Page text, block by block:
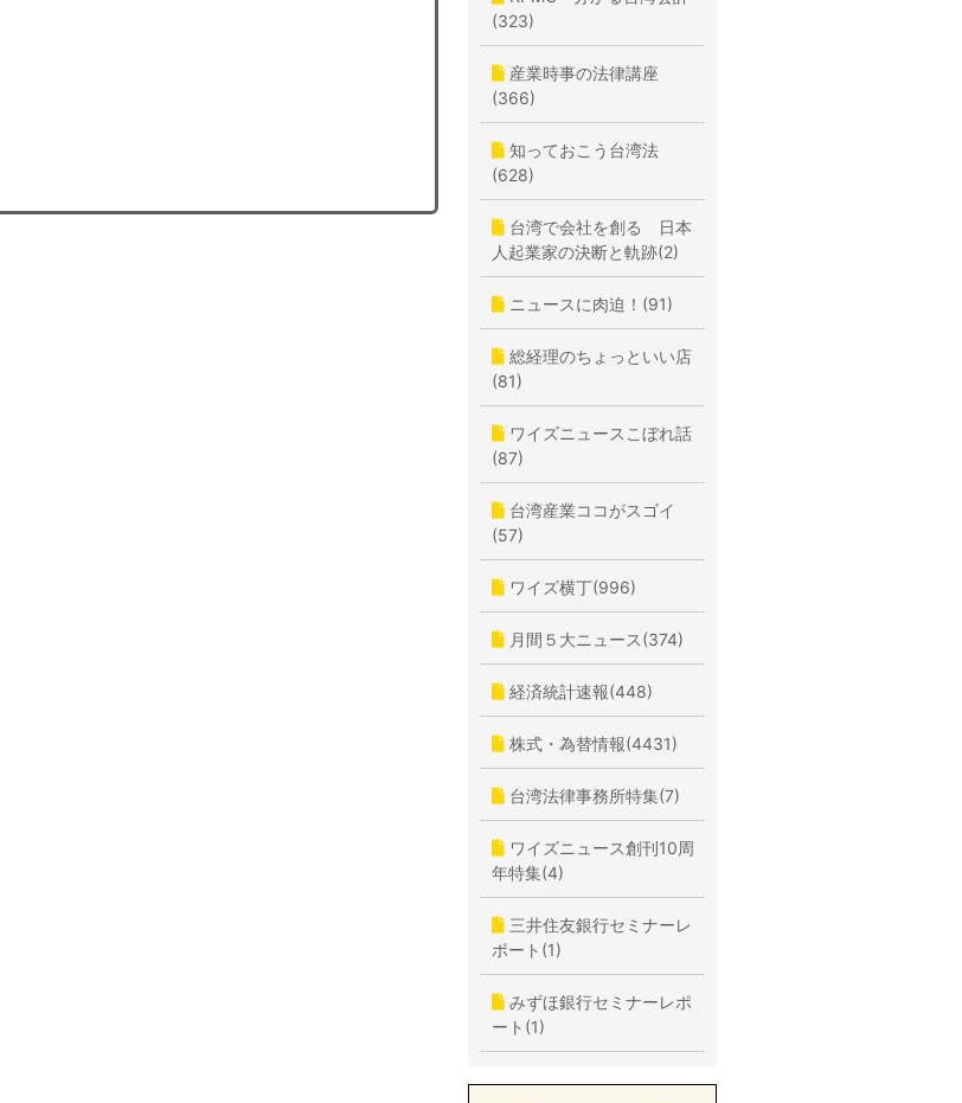
(323)
産業時事の法律講座
(366)
知っておこう台湾法
(628)
台湾で会社を創る 日本
人起業家の決断と軌跡(2)
ニュースに肉迫！(91)
総経理のちょっといい店
(81)
ワイズニュースこぼれ話
(87)
台湾産業ココがスゴイ
(57)
ワイズ横丁(996)
月間５大ニュース(374)
経済統計速報(448)
株式・為替情報(4431)
台湾法律事務所特集(7)
ワイズニュース創刊10周
年特集(4)
三井住友銀行セミナーレ
ポート(1)
みずほ銀行セミナーレポ
ート(1)